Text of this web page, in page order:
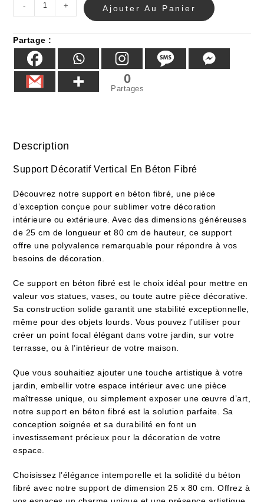
- + Ajouter Au Panier
Partage :
0
Partages
Description
Support Décoratif Vertical En Béton Fibré
Découvrez notre support en béton fibré, une pièce
d’exception conçue pour sublimer votre décoration
intérieure ou extérieure. Avec des dimensions généreuses
de 25 cm de longueur et 80 cm de hauteur, ce support
offre une polyvalence remarquable pour répondre à vos
besoins de décoration.
Ce support en béton fibré est le choix idéal pour mettre en
valeur vos statues, vases, ou toute autre pièce décorative.
Sa construction solide garantit une stabilité exceptionnelle,
même pour des objets lourds. Vous pouvez l’utiliser pour
créer un point focal élégant dans votre jardin, sur votre
terrasse, ou à l’intérieur de votre maison.
Que vous souhaitiez ajouter une touche artistique à votre
jardin, embellir votre espace intérieur avec une pièce
maîtresse unique, ou simplement exposer une œuvre d’art,
notre support en béton fibré est la solution parfaite. Sa
conception soignée et sa durabilité en font un
investissement précieux pour la décoration de votre
espace.
Choisissez l’élégance intemporelle et la solidité du béton
fibré avec notre support de dimension 25 x 80 cm. Offrez à